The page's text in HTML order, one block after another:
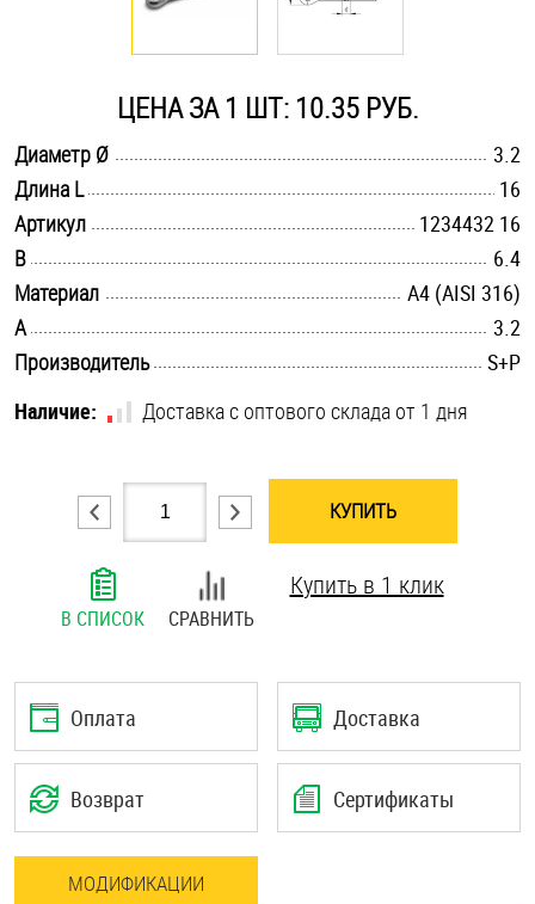
Саморезы и шурупы
Стопорные кольца
Хомуты
Шплинты
Штифты и пальцы
ЦЕНА ЗА 1 ШТ: 10.35 РУБ.
Диаметр Ø
3.2
Длина L
16
Артикул
1234432 16
B
6.4
Материал
A4 (AISI 316)
A
3.2
Производитель
S+P
Наличие:
Доставка с оптового склада от 1 дня
КУПИТЬ
В СПИСОК СРАВНИТЬ
Купить в 1 клик
Оплата Доставка
Возврат Сертификаты
МОДИФИКАЦИИ